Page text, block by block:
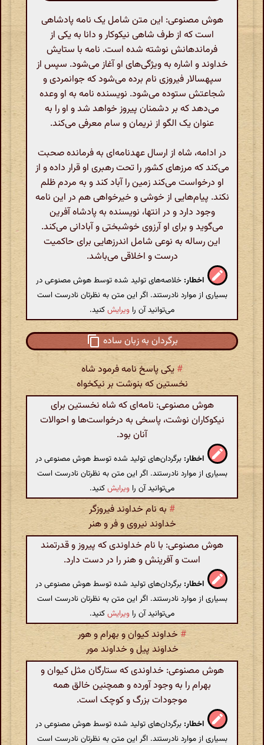
هوش مصنوعی: این متن شامل یک نامه پادشاهی
است که از طرف شاهی نیکوکار و دانا به یکی از
فرماندهانش نوشته شده است. نامه با ستایش
خداوند و اشاره به ویژگی‌های او آغاز می‌شود. سپس از
سپهسالار فیروزی نام برده می‌شود که جوانمردی و
شجاعتش ستوده می‌شود. نویسنده نامه به او وعده
می‌دهد که بر دشمنان پیروز خواهد شد و او را به
عنوان یک الگو از نریمان و سام معرفی می‌کند.
در ادامه، شاه از ارسال عهدنامه‌ای به فرمانده صحبت
می‌کند که مرزهای کشور را تحت رهبری او قرار داده و از
او درخواست می‌کند زمین را آباد کند و به مردم ظلم
نکند. پیام‌هایی از خوشی و خیرخواهی هم در این نامه
وجود دارد و در انتها، نویسنده به پادشاه آفرین
می‌گوید و برای او آرزوی خوشبختی و آبادانی می‌کند.
این رساله به نوعی شامل اندرزهایی برای حاکمیت
درست و اخلاقی می‌باشد.
اخطار: خلاصه‌های تولید شده توسط هوش مصنوعی در
بسیاری از موارد نادرستند. اگر این متن به نظرتان نادرست است
می‌توانید آن را ویرایشکنید.
برگردان به زبان ساده
# یکی پاسخ نامه فرمود شاه
نخستین که بنوشت بر نیکخواه
هوش مصنوعی: نامه‌ای که شاه نخستین برای
نیکوکاران نوشت، پاسخی به درخواست‌ها و احوالات
آنان بود.
اخطار: برگردان‌های تولید شده توسط هوش مصنوعی در
بسیاری از موارد نادرستند. اگر این متن به نظرتان نادرست است
می‌توانید آن را ویرایشکنید.
# به نام خداوند فیروزگر
خداوند نیروی و فر و هنر
هوش مصنوعی: با نام خداوندی که پیروز و قدرتمند
است و آفرینش و هنر را در دست دارد.
اخطار: برگردان‌های تولید شده توسط هوش مصنوعی در
بسیاری از موارد نادرستند. اگر این متن به نظرتان نادرست است
می‌توانید آن را ویرایشکنید.
# خداوند کیوان و بهرام و هور
خداوند پیل و خداوند مور
هوش مصنوعی: خداوندی که ستارگان مثل کیوان و
بهرام را به وجود آورده و همچنین خالق همه
موجودات بزرگ و کوچک است.
اخطار: برگردان‌های تولید شده توسط هوش مصنوعی در
بسیاری از موارد نادرستند. اگر این متن به نظرتان نادرست است